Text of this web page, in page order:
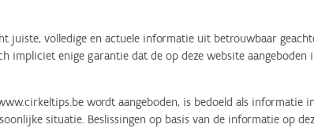
juiste, volledige en actuele informatie uit betrouwbaar
impliciet enige garantie dat de op deze website
wordt aangeboden, is bedoeld als informatie
situatie. Beslissingen op basis van de informatie op